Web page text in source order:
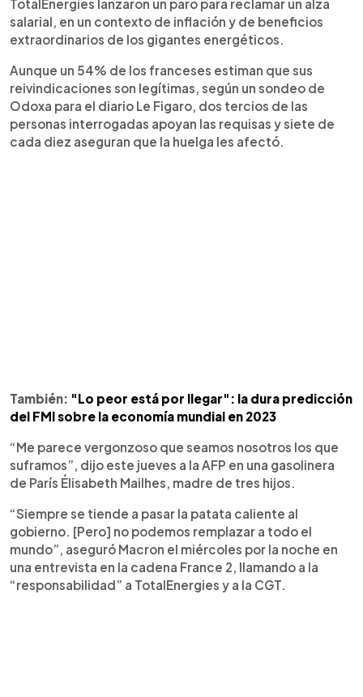
TotalEnergies lanzaron un paro para reclamar un alza
salarial, en un contexto de inflación y de beneficios
extraordinarios de los gigantes energéticos.
Aunque un 54% de los franceses estiman que sus
reivindicaciones son legítimas, según un sondeo de
Odoxa para el diario Le Figaro, dos tercios de las
personas interrogadas apoyan las requisas y siete de
cada diez aseguran que la huelga les afectó.
También: "Lo peor está por llegar": la dura predicción
del FMI sobre la economía mundial en 2023
“Me parece vergonzoso que seamos nosotros los que
suframos”, dijo este jueves a la AFP en una gasolinera
de París Élisabeth Mailhes, madre de tres hijos.
“Siempre se tiende a pasar la patata caliente al
gobierno. [Pero] no podemos remplazar a todo el
mundo”, aseguró Macron el miércoles por la noche en
una entrevista en la cadena France 2, llamando a la
“responsabilidad” a TotalEnergies y a la CGT.